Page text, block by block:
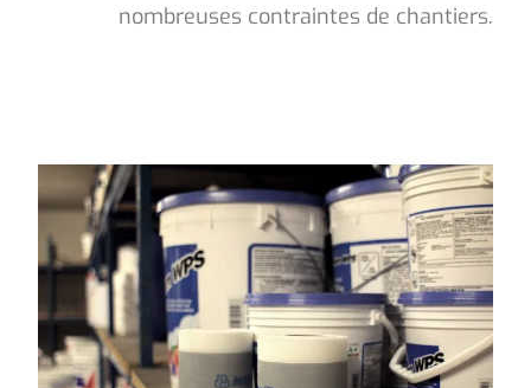
nombreuses contraintes de chantiers.